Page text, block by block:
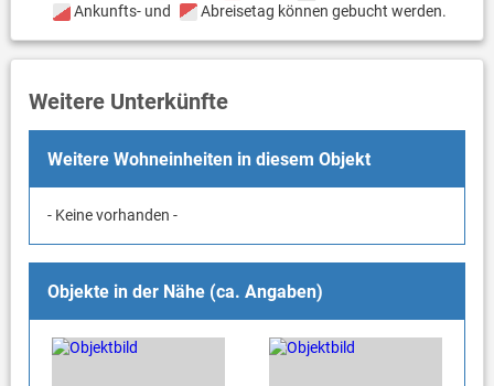
Ankunfts- und
Abreisetag können gebucht werden.
Weitere Unterkünfte
Weitere Wohneinheiten in diesem Objekt
- Keine vorhanden -
Objekte in der Nähe (ca. Angaben)